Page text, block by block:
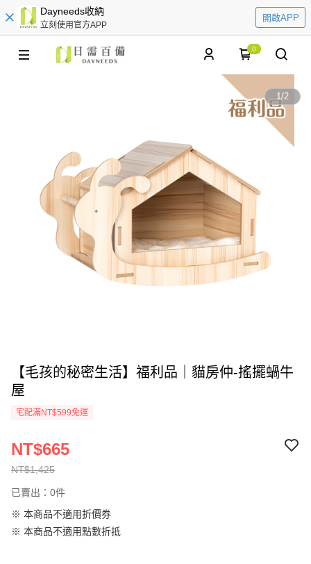
Dayneeds收納
立刻使用官方APP
開啟APP
0
1/2
【毛孩的秘密生活】福利品｜貓房仲-搖擺蝸牛
屋
宅配滿NT$599免運
NT$1,425
NT$665
已賣出：0件
※ 本商品不適用折價券
※ 本商品不適用點數折抵